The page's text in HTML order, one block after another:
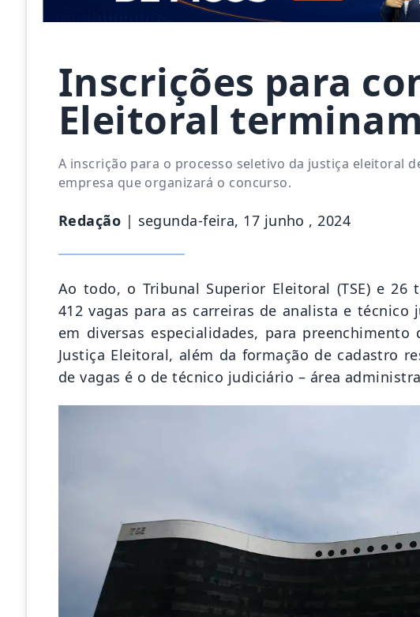
Inscrições para
Eleitoral
A inscrição para o processo seletivo da justiça eleitoral
empresa que organizará o concurso.
Redação | segunda-feira, 17 junho , 2024
Ao todo, o Tribunal Superior Eleitoral (TSE) e 26
412 vagas para as carreiras de analista e
em diversas especialidades, para
Justiça Eleitoral, além da formação de cadastro
de vagas é o de técnico judiciário – área